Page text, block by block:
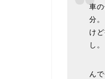
車
分。
け
し。
ん